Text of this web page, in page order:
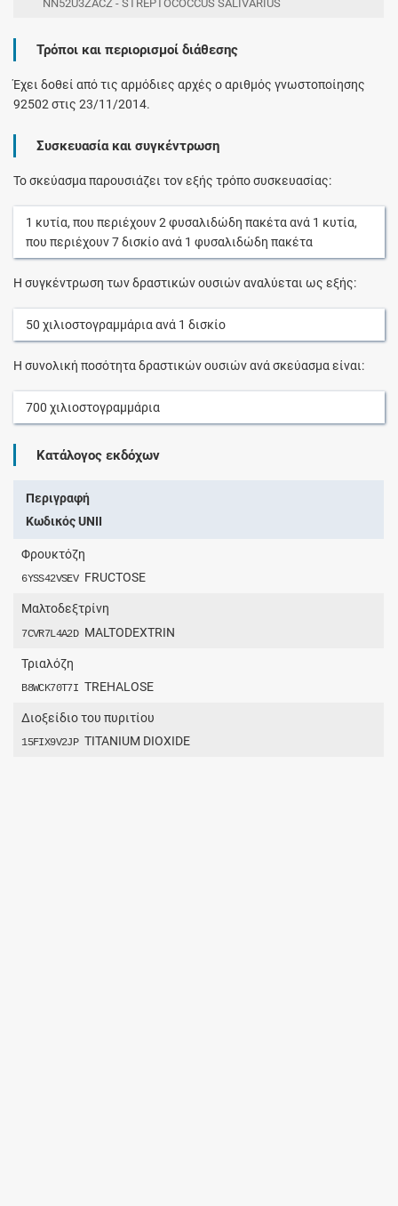
NN52U3ZACZ - STREPTOCOCCUS SALIVARIUS
Τρόποι και περιορισμοί διάθεσης
Έχει δοθεί από τις αρμόδιες αρχές ο αριθμός γνωστοποίησης
92502 στις 23/11/2014.
Συσκευασία και συγκέντρωση
Το σκεύασμα παρουσιάζει τον εξής τρόπο συσκευασίας:
1 κυτία, που περιέχουν2 φυσαλιδώδη πακέταανά 1 κυτία,
που περιέχουν7δισκίοανά 1 φυσαλιδώδη πακέτα
Η συγκέντρωση των δραστικών ουσιών αναλύεται ως εξής:
50 χιλιοστογραμμάριαανά 1 δισκίο
Η συνολική ποσότητα δραστικών ουσιών ανά σκεύασμα είναι:
700 χιλιοστογραμμάρια
Κατάλογος εκδόχων
Περιγραφή
Κωδικός UNII
Φρουκτόζη
6YSS42VSEV FRUCTOSE
Μαλτοδεξτρίνη
7CVR7L4A2D MALTODEXTRIN
Τριαλόζη
B8WCK70T7I TREHALOSE
Διοξείδιο του πυριτίου
15FIX9V2JP TITANIUM DIOXIDE